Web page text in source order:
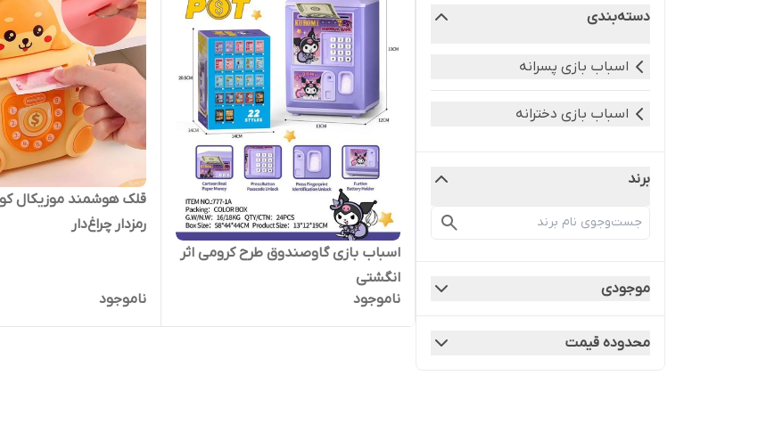
دسته‌بندی
اسباب بازی پسرانه
اسباب بازی دخترانه
برند
موجودی
محدوده قیمت
اسباب بازی گاوصندوق طرح کرومی اثر
انگشتی
ناموجود
قلک هوشمند موزیکال
رمزدار چراغ‌دار
ناموجود